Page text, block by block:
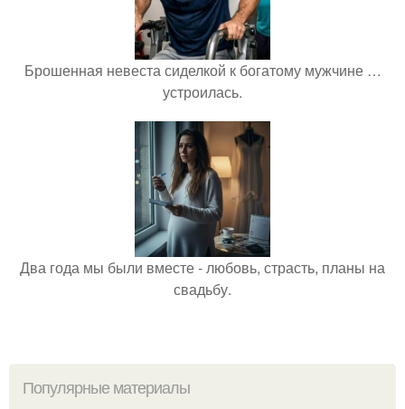
Брошенная невеста сиделкой к богатому мужчине …
устроилась.
Два года мы были вместе - любовь, страсть, планы на
свадьбу.
Популярные материалы